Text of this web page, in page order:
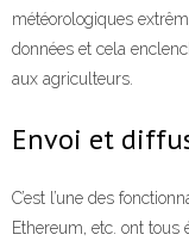
météorologiques
données et cela
aux agriculteurs.
Envoi et
C’est l’une des
Ethereum, etc. ont